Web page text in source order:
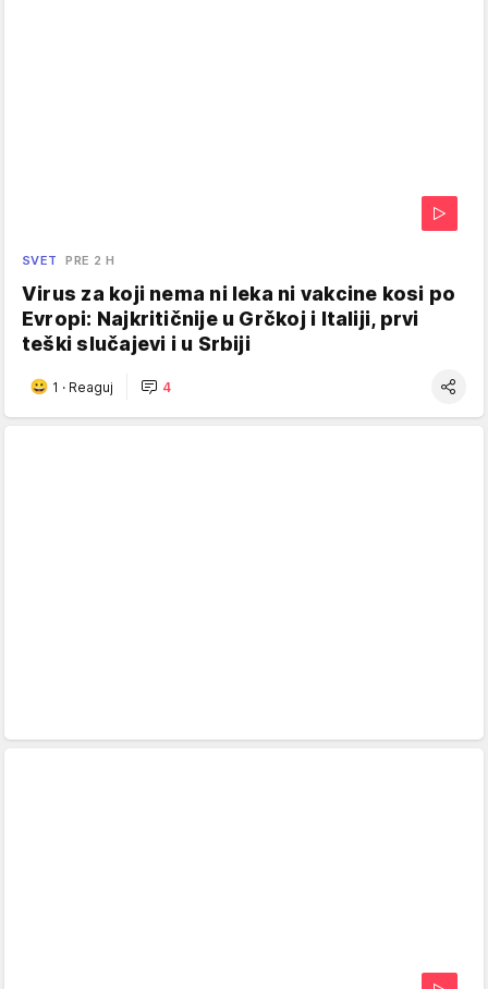
SVET PRE 2 H
Virus za koji nema ni leka ni vakcine kosi po
Evropi: Najkritičnije u Grčkoj i Italiji, prvi
teški slučajevi i u Srbiji
1 · Reaguj 4